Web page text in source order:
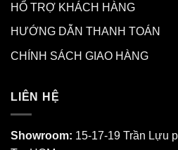
HỔ TRỢ KHÁCH HÀNG
HƯỚNG DẪN THANH TOÁN
CHÍNH SÁCH GIAO HÀNG
LIÊN HỆ
Showroom: 15-17-19 Trần Lựu